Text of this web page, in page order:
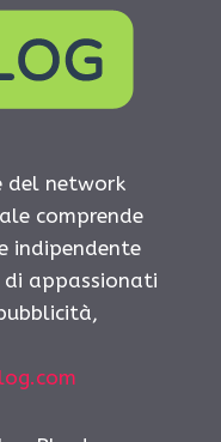
del network
comprende
indipendente
appassionati